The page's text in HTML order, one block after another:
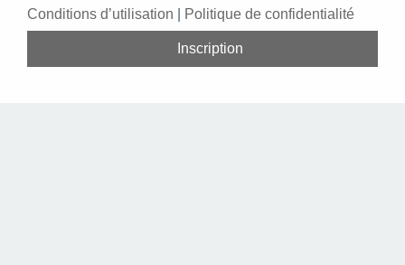
Conditions d’utilisation Politique de confidentialité
Inscription